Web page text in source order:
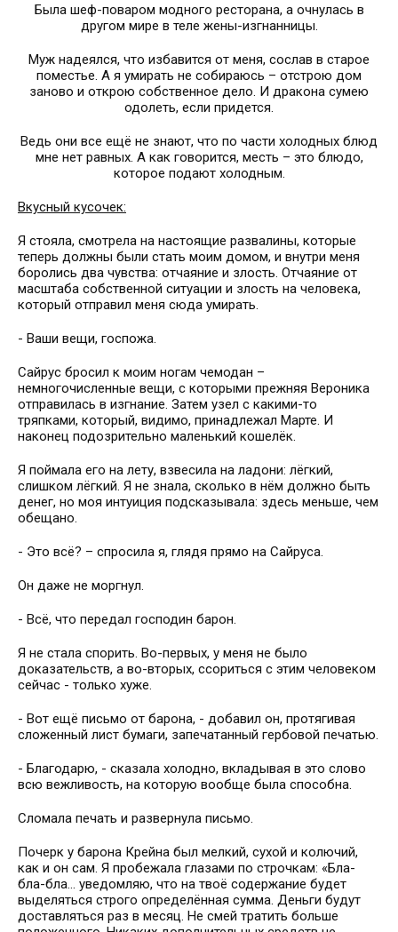
Была шеф-поваром модного ресторана, а очнулась в
другом мире в теле жены-изгнанницы.
Муж надеялся, что избавится от меня, сослав в старое
поместье. А я умирать не собираюсь – отстрою дом
заново и открою собственное дело. И дракона сумею
одолеть, если придется.
Ведь они все ещё не знают, что по части холодных блюд
мне нет равных. А как говорится, месть – это блюдо,
которое подают холодным.
Вкусный кусочек:
Я стояла, смотрела на настоящие развалины, которые
теперь должны были стать моим домом, и внутри меня
боролись два чувства: отчаяние и злость. Отчаяние от
масштаба собственной ситуации и злость на человека,
который отправил меня сюда умирать.
- Ваши вещи, госпожа.
Сайрус бросил к моим ногам чемодан –
немногочисленные вещи, с которыми прежняя Вероника
отправилась в изгнание. Затем узел с какими-то
тряпками, который, видимо, принадлежал Марте. И
наконец подозрительно маленький кошелёк.
Я поймала его на лету, взвесила на ладони: лёгкий,
слишком лёгкий. Я не знала, сколько в нём должно быть
денег, но моя интуиция подсказывала: здесь меньше, чем
обещано.
- Это всё? – спросила я, глядя прямо на Сайруса.
Он даже не моргнул.
- Всё, что передал господин барон.
Я не стала спорить. Во-первых, у меня не было
доказательств, а во-вторых, ссориться с этим человеком
сейчас - только хуже.
- Вот ещё письмо от барона, - добавил он, протягивая
сложенный лист бумаги, запечатанный гербовой печатью.
- Благодарю, - сказала холодно, вкладывая в это слово
всю вежливость, на которую вообще была способна.
Сломала печать и развернула письмо.
Почерк у барона Крейна был мелкий, сухой и колючий,
как и он сам. Я пробежала глазами по строчкам: «Бла-
бла-бла… уведомляю, что на твоё содержание будет
выделяться строго определённая сумма. Деньги будут
доставляться раз в месяц. Не смей тратить больше